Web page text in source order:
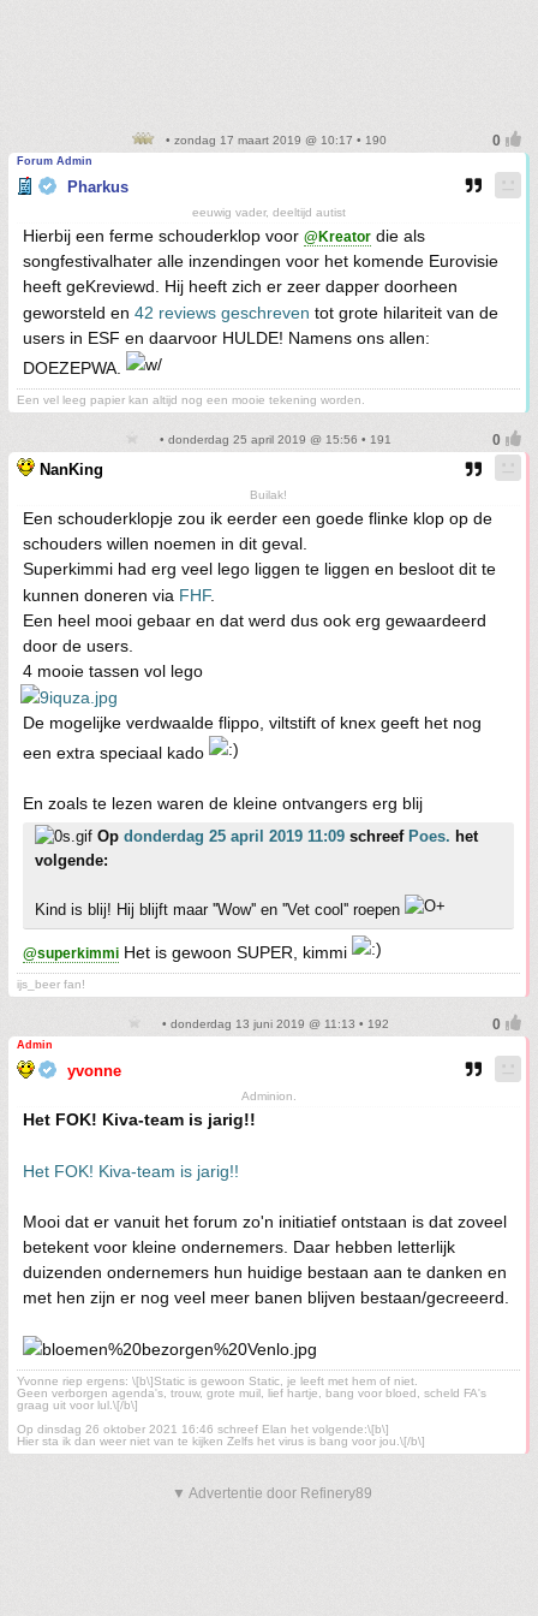
• zondag 17 maart 2019 @ 10:17 • 190
Forum Admin
Pharkus
eeuwig vader, deeltijd autist
Hierbij een ferme schouderklop voor @Kreator die als
songfestivalhater alle inzendingen voor het komende Eurovisie
heeft geKreviewd. Hij heeft zich er zeer dapper doorheen
geworsteld en 42 reviews geschreven tot grote hilariteit van de
users in ESF en daarvoor HULDE! Namens ons allen:
DOEZEPWA.
Een vel leeg papier kan altijd nog een mooie tekening worden.
• donderdag 25 april 2019 @ 15:56 • 191
NanKing
Builak!
Een schouderklopje zou ik eerder een goede flinke klop op de
schouders willen noemen in dit geval.
Superkimmi had erg veel lego liggen te liggen en besloot dit te
kunnen doneren via FHF.
Een heel mooi gebaar en dat werd dus ook erg gewaardeerd
door de users.
4 mooie tassen vol lego
De mogelijke verdwaalde flippo, viltstift of knex geeft het nog
een extra speciaal kado
En zoals te lezen waren de kleine ontvangers erg blij
Op donderdag 25 april 2019 11:09 schreef Poes. het
volgende:
Kind is blij! Hij blijft maar ''Wow'' en ''Vet cool'' roepen
@superkimmi Het is gewoon SUPER, kimmi
ijs_beer fan!
• donderdag 13 juni 2019 @ 11:13 • 192
Admin
yvonne
Adminion.
Het FOK! Kiva-team is jarig!!
Het FOK! Kiva-team is jarig!!
Mooi dat er vanuit het forum zo'n initiatief ontstaan is dat zoveel
betekent voor kleine ondernemers. Daar hebben letterlijk
duizenden ondernemers hun huidige bestaan aan te danken en
met hen zijn er nog veel meer banen blijven bestaan/gecreeerd.
Yvonne riep ergens: \[b\]Static is gewoon Static, je leeft met hem of niet.
Geen verborgen agenda's, trouw, grote muil, lief hartje, bang voor bloed, scheld FA's
graag uit voor lul.\[/b\]
Op dinsdag 26 oktober 2021 16:46 schreef Elan het volgende:\[b\]
Hier sta ik dan weer niet van te kijken Zelfs het virus is bang voor jou.\[/b\]
▼ Advertentie door Refinery89